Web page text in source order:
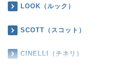
LOOK（ルック）
SCOTT（スコット）
CINELLI（チネリ）